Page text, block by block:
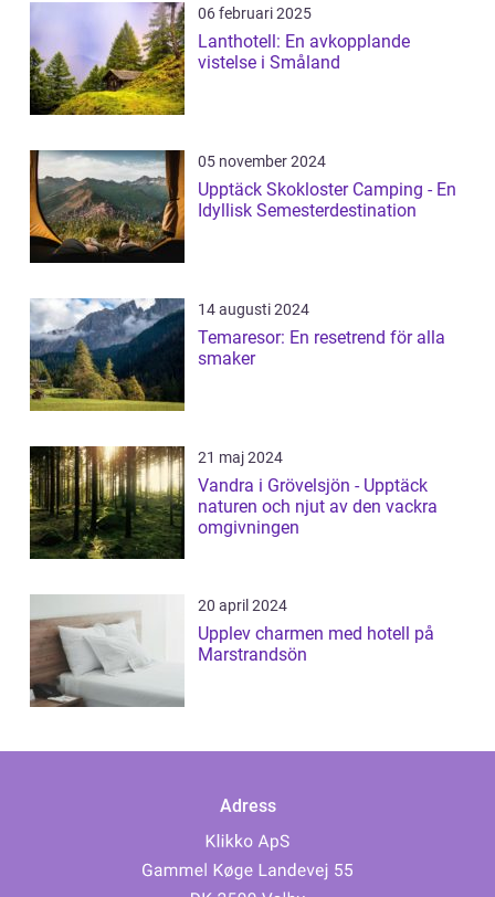
06 februari 2025
Lanthotell: En avkopplande
vistelse i Småland
05 november 2024
Upptäck Skokloster Camping - En
Idyllisk Semesterdestination
14 augusti 2024
Temaresor: En resetrend för alla
smaker
21 maj 2024
Vandra i Grövelsjön - Upptäck
naturen och njut av den vackra
omgivningen
20 april 2024
Upplev charmen med hotell på
Marstrandsön
Adress